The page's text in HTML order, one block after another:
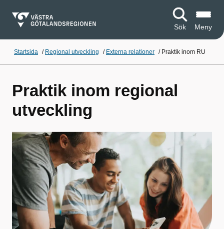
Sök Meny
Startsida / Regional utveckling / Externa relationer / Praktik inom RU
Praktik inom regional
utveckling